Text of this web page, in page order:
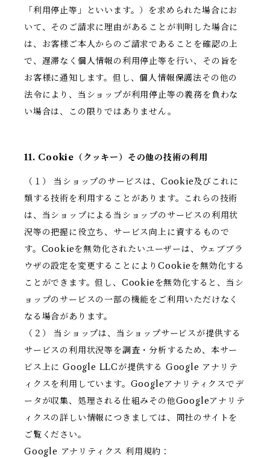
「利用停止等」といいます。）を求められた場合にお
いて、そのご請求に理由があることが判明した場合に
は、お客様ご本人からのご請求であることを確認の上
で、遅滞なく個人情報の利用停止等を行い、その旨を
お客様に通知します。但し、個人情報保護法その他の
法令により、当ショップが利用停止等の義務を負わな
い場合は、この限りではありません。
11. Cookie（クッキー）その他の技術の利用
（１） 当ショップのサービスは、Cookie及びこれに
類する技術を利用することがあります。これらの技術
は、当ショップによる当ショップのサービスの利用状
況等の把握に役立ち、サービス向上に資するもので
す。Cookieを無効化されたいユーザーは、ウェブブラ
ウザの設定を変更することによりCookieを無効化する
ことができます。但し、Cookieを無効化すると、当シ
ョップのサービスの一部の機能をご利用いただけなく
なる場合があります。
（２） 当ショップは、当ショップサービスが提供する
サービスの利用状況等を調査・分析するため、本サー
ビス上に Google LLCが提供する Google アナリテ
ィクスを利用しています。Googleアナリティクスでデ
ータが収集、処理される仕組みその他Googleアナリテ
ィクスの詳しい情報につきましては、同社のサイトを
ご覧ください。
Google アナリティクス 利用規約：